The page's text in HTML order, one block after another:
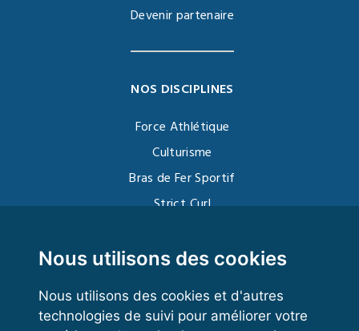
Nous utilisons des cookies
Nous utilisons des cookies et d'autres
technologies de suivi pour améliorer votre
Devenir partenaire
NOS DISCIPLINES
Force Athlétique
Culturisme
Bras de Fer Sportif
Strict Curl
Kettlebell